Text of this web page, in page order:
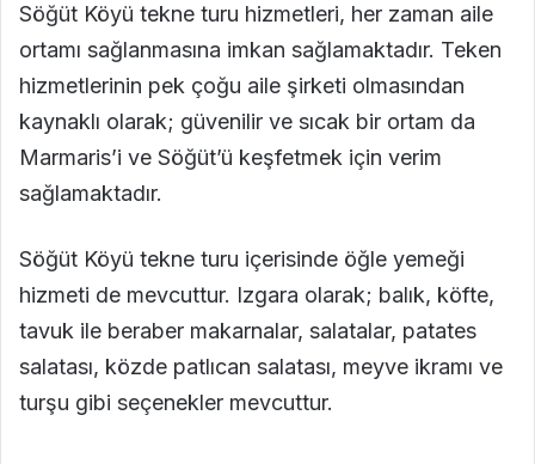
Söğüt Köyü tekne turu hizmetleri, her zaman aile
ortamı sağlanmasına imkan sağlamaktadır. Teken
hizmetlerinin pek çoğu aile şirketi olmasından
kaynaklı olarak; güvenilir ve sıcak bir ortam da
Marmaris’i ve Söğüt’ü keşfetmek için verim
sağlamaktadır.
Söğüt Köyü tekne turu içerisinde öğle yemeği
hizmeti de mevcuttur. Izgara olarak; balık, köfte,
tavuk ile beraber makarnalar, salatalar, patates
salatası, közde patlıcan salatası, meyve ikramı ve
turşu gibi seçenekler mevcuttur.